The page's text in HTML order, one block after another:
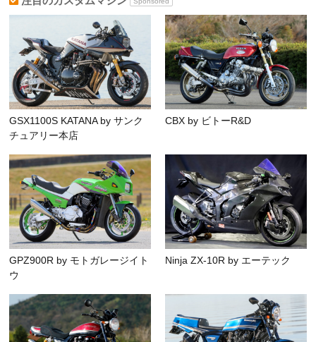
GSX1100S KATANA by サンク
チュアリー本店
CBX by ビトーR&D
GPZ900R by モトガレージイト
ウ
Ninja ZX-10R by エーテック